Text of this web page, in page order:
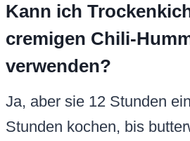
Kann ich
cremigen Chili-
verwenden?
Ja, aber sie 12 Stunden
Stunden kochen, bis